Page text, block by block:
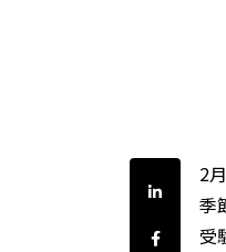
LinkedInで
Facebook
2
季
受